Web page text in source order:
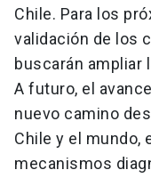
Chile. Para los
validación de los
buscarán
A futuro, el
nuevo camino
Chile y el mundo,
mecanismos